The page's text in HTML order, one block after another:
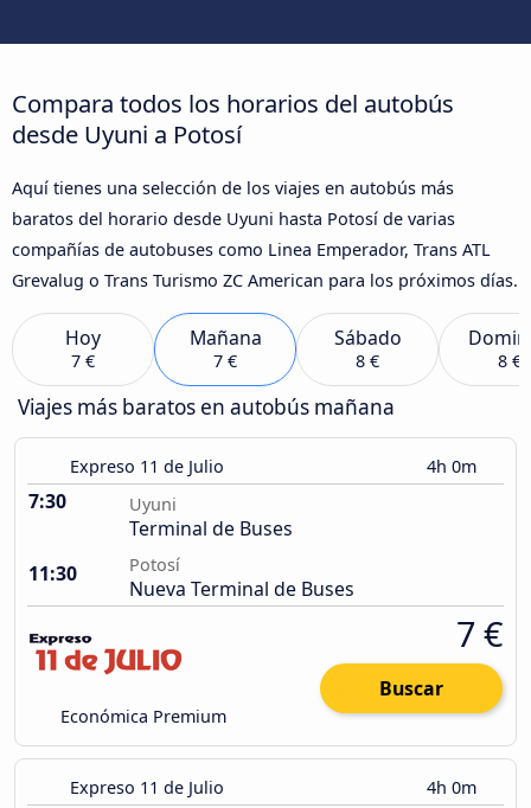
Compara todos los horarios del autobús
desde Uyuni a Potosí
Aquí tienes una selección de los viajes en autobús más
baratos del horario desde Uyuni hasta Potosí de varias
compañías de autobuses como Linea Emperador, Trans ATL
Grevalug o Trans Turismo ZC American para los próximos días.
Hoy
7 €
Mañana
7 €
Sábado
8 € 8 €
Viajes más baratos en autobús mañana
Expreso 11 de Julio 4h 0m
7:30 Uyuni
Terminal de Buses
11:30
Potosí
Nueva Terminal de Buses
Económica Premium
7 €
Buscar
Expreso 11 de Julio 4h 0m